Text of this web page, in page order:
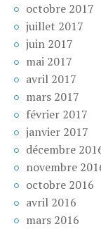
octobre 2017
juillet 2017
juin 2017
mai 2017
avril 2017
mars 2017
février 2017
janvier 2017
décembre
novembre
octobre 2016
avril 2016
mars 2016